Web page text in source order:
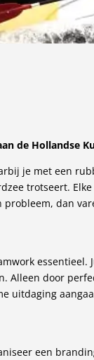
de Hollandse
je met een
trotseert.
probleem, dan
essentieel.
Alleen door
uitdaging
een